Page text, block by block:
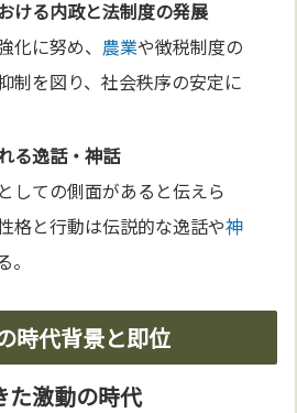
ける内政と法制度の発展
化に努め、 農業や徴税制度の
制を図り、社会秩序の安定に
る逸話・神話
しての側面があると伝えら
格と行動は伝説的な逸話や神
時代背景と即位
た激動の時代